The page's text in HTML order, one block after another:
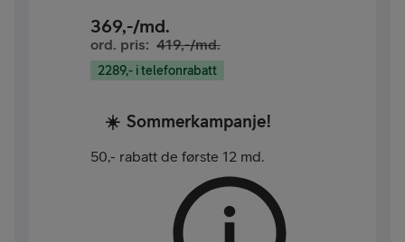
369,-/md.
ord. pris: 419,-/md.
2289,- i telefonrabatt
☀️ Sommerkampanje!
50,- rabatt de første 12 md.